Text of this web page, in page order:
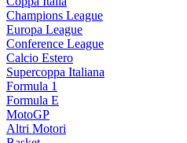
Champions League
Europa League
Conference League
Calcio Estero
Supercoppa Italiana
Formula 1
Formula E
MotoGP
Altri Motori